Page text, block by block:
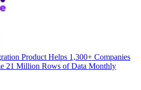
Product Helps 1,300+ Companies
21 Million Rows of Data Monthly